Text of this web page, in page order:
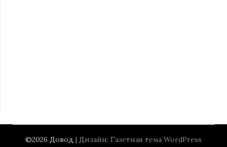
©2026 Довод | Дизайн: Газетная тема WordPress